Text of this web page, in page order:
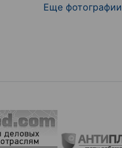
Еще фотографии